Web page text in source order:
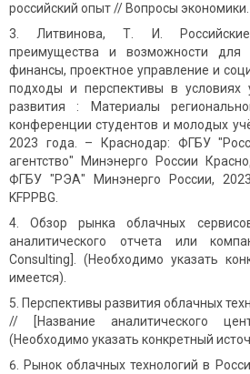
российский опыт // Вопросы
Литвинова, Т. И.
преимущества и возможности для
финансы, проектное управление и
подходы и перспективы в условиях
развития : Материалы
конференции студентов и молодых
2023 года. – Краснодар: ФГБУ
агентство" Минэнерго России
ФГБУ "РЭА" Минэнерго России,
KFPPBG.
Обзор рынка облачных
аналитического отчета или
Consulting]. (Необходимо указать
имеется).
Перспективы развития облачных
// [Название аналитического
(Необходимо указать конкретный
Рынок облачных технологий в